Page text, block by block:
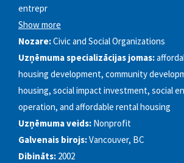
entrepr
Show more
Nozare:Civic and Social Organizations
Uzņēmuma specializācijas jomas:
housing development, community
housing, social impact investment, social
operation, and affordable rental housing
Uzņēmuma veids: Nonprofit
Galvenais birojs:Vancouver, BC
Dibināts: 2002